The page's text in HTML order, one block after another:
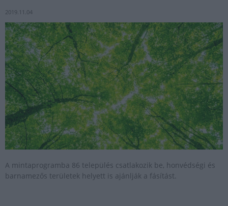
2019.11.04
A mintaprogramba 86 település csatlakozik be, honvédségi és
barnamezős területek helyett is ajánlják a fásítást.